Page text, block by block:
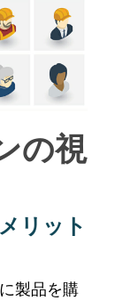
の視
リット
製品を購